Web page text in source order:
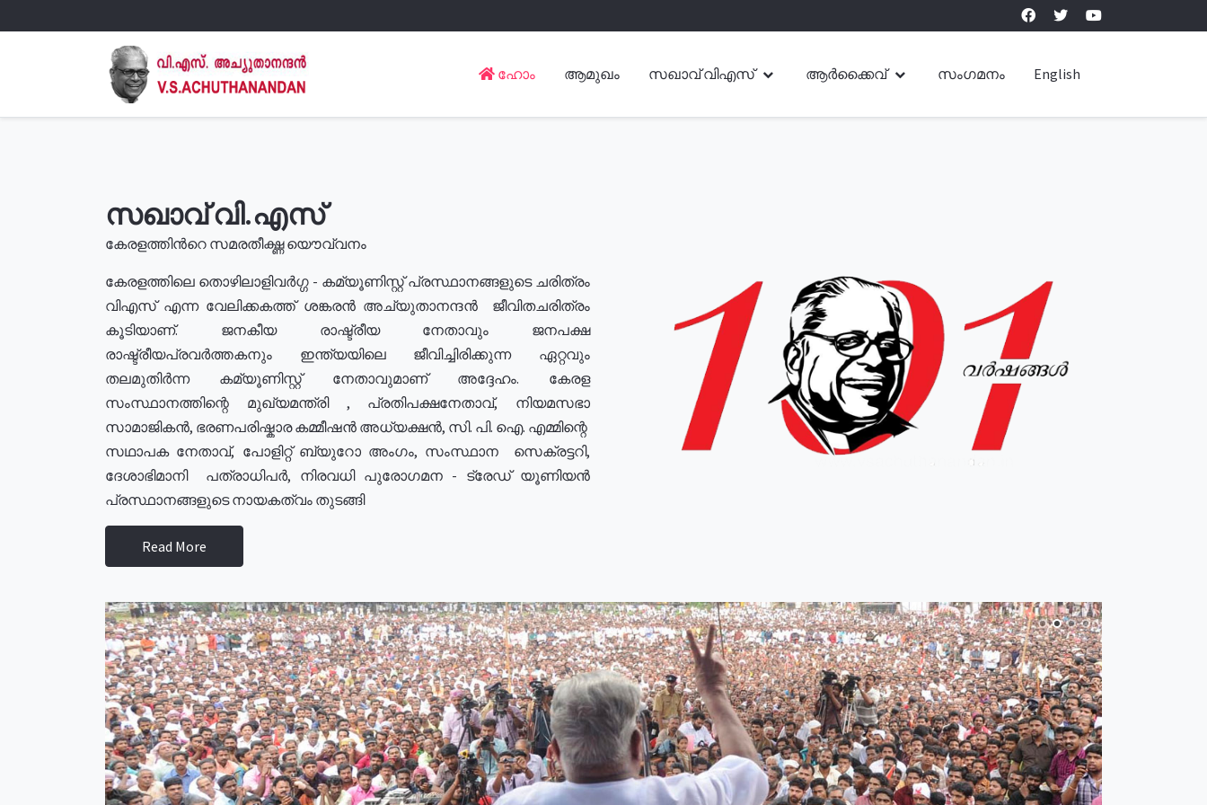
ഹോം ആമുഖം സഖാവ് വിഎസ് ആർക്കൈവ് സംഗമനം English
സഖാവ് വി.എസ്
കേരളത്തിൻറെ സമരതീക്ഷ്ണ യൌവ്വനം
കേരളത്തിലെ തൊഴിലാളിവർഗ്ഗ - കമ്യൂണിസ്റ്റ് പ്രസ്ഥാനങ്ങളുടെ ചരിത്രം
വിഎസ് എന്ന വേലിക്കകത്ത് ശങ്കരൻ അച്യുതാനന്ദൻ ജീവിതചരിത്രം
കൂടിയാണ്. ജനകീയ രാഷ്ട്രീയ നേതാവും ജനപക്ഷ
രാഷ്ട്രീയപ്രവർത്തകനും ഇന്ത്യയിലെ ജീവിച്ചിരിക്കുന്ന ഏറ്റവും
തലമുതിർന്ന കമ്യൂണിസ്റ്റ് നേതാവുമാണ് അദ്ദേഹം. കേരള
സംസ്ഥാനത്തിന്റെ മുഖ്യമന്ത്രി , പ്രതിപക്ഷനേതാവ്, നിയമസഭാ
സാമാജികൻ, ഭരണപരിഷ്കാര കമ്മീഷൻ അധ്യക്ഷൻ, സി. പി. ഐ. എമ്മിന്റെ
സഥാപക നേതാവ്, പോളിറ്റ് ബ്യുറോ അംഗം, സംസ്ഥാന സെക്രട്ടറി,
ദേശാഭിമാനി പത്രാധിപർ, നിരവധി പുരോഗമന - ട്രേഡ് യൂണിയൻ
പ്രസ്ഥാനങ്ങളുടെ നായകത്വം തുടങ്ങി
Read More